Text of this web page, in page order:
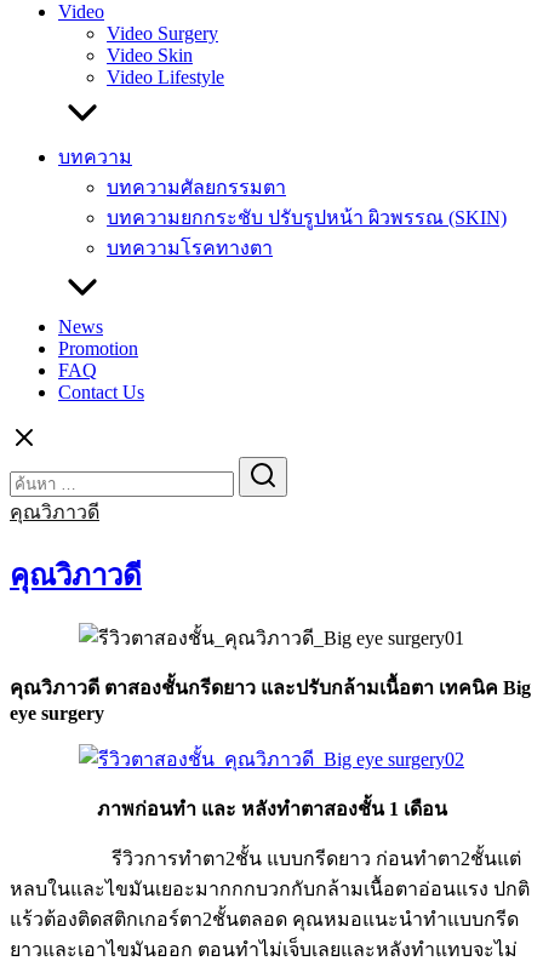
Video
Video Surgery
Video Skin
Video Lifestyle
บทความ
บทความศัลยกรรมตา
บทความยกกระชับ ปรับรูปหน้า ผิวพรรณ (SKIN)
บทความโรคทางตา
News
Promotion
FAQ
Contact Us
for:
คุณวิภาวดี
คุณวิภาวดี
คุณวิภาวดี ตาสองชั้นกรีดยาว และปรับกล้ามเนื้อตา เทคนิค Big
eye surgery
ภาพก่อนทำ และ หลังทำตาสองชั้น 1 เดือน
รีวิวการทำตา2ชั้น แบบกรีดยาว ก่อนทำตา2ชั้นแต่
หลบในและไขมันเยอะมากกกบวกกับกล้ามเนื้อตาอ่อนแรง ปกติ
แร้วต้องติดสติกเกอร์ตา2ชั้นตลอด คุณหมอแนะนำทำแบบกรีด
ยาวและเอาไขมันออก ตอนทำไม่เจ็บเลยและหลังทำแทบจะไม่